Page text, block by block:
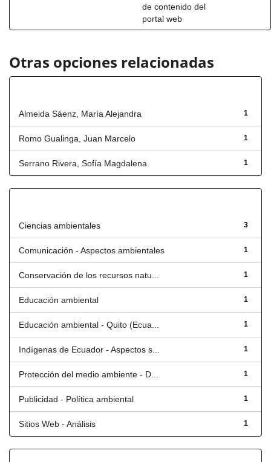
de contenido del
portal web
Otras opciones relacionadas
1
Almeida Sáenz, María Alejandra
1
Romo Gualinga, Juan Marcelo
1
Serrano Rivera, Sofía Magdalena
3
Ciencias ambientales
1
Comunicación - Aspectos ambientales
1
Conservación de los recursos natu...
1
Educación ambiental
1
Educación ambiental - Quito (Ecua...
1
Indígenas de Ecuador - Aspectos s...
1
Protección del medio ambiente - D...
1
Publicidad - Política ambiental
1
Sitios Web - Análisis